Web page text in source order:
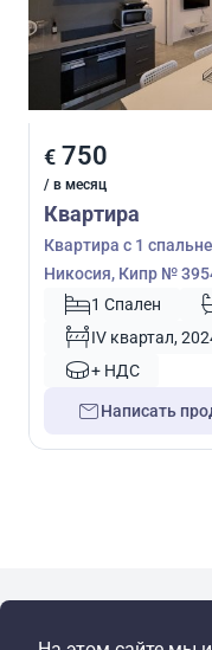
€ 750
/ в месяц
Квартира
Квартира с 1
Никосия, Кипр №
1 Спален
IV квартал,
+ НДС
Написать